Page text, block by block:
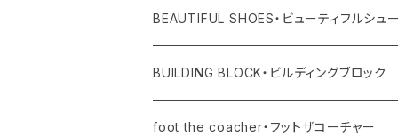
バングル
リング
レディス
ユニセックス・メンズ
その他
レディス
ユニセックス・メンズ
バッグ
その他
BEAUTIFUL SHOES・ビューティフルシュ
シューズ
BUILDING BLOCK・ビルディングブロック
バッグ
foot the coacher・フットザコーチャー